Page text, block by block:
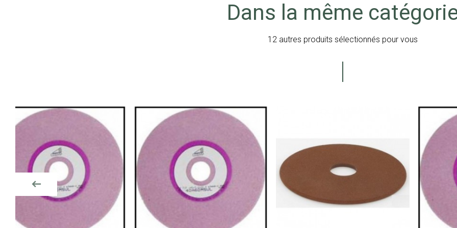
Dans la même
12 autres produits sélectionnés pour vous